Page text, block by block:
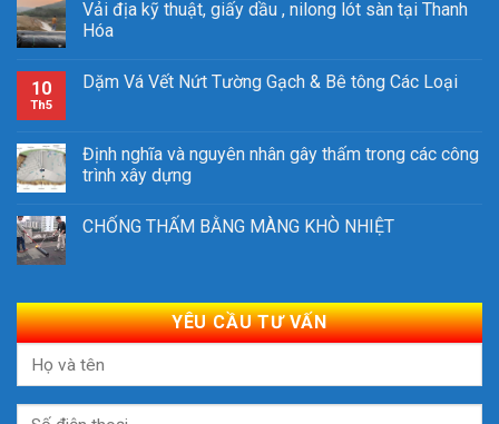
Vải địa kỹ thuật, giấy dầu , nilong lót sàn tại Thanh
Hóa
10
Th5
Dặm Vá Vết Nứt Tường Gạch & Bê tông Các Loại
Định nghĩa và nguyên nhân gây thấm trong các công
trình xây dựng
CHỐNG THẤM BẰNG MÀNG KHÒ NHIỆT
YÊU CẦU TƯ VẤN